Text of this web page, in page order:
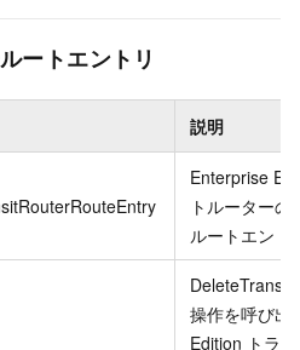
ートエントリ
説明
Enterprise
トルーター
ルートエント
操作を呼び出
Edition トラ